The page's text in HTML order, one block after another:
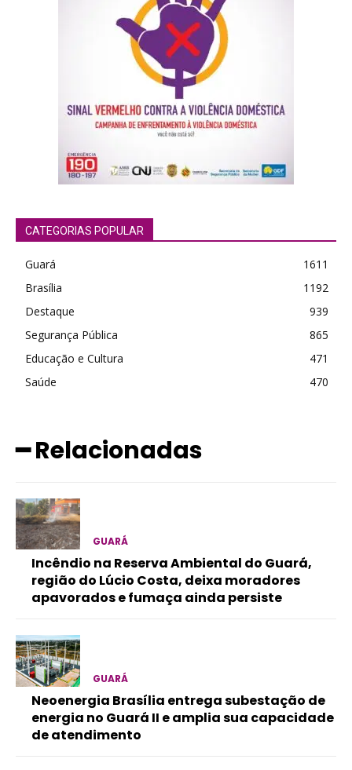
CATEGORIAS POPULAR
Guará
1611
Brasília
1192
Destaque
939
Segurança Pública
865
Educação e Cultura
471
Saúde
470
━ Relacionadas
GUARÁ
Incêndio na Reserva Ambiental do Guará,
região do Lúcio Costa, deixa moradores
apavorados e fumaça ainda persiste
GUARÁ
Neoenergia Brasília entrega subestação de
energia no Guará II e amplia sua capacidade
de atendimento